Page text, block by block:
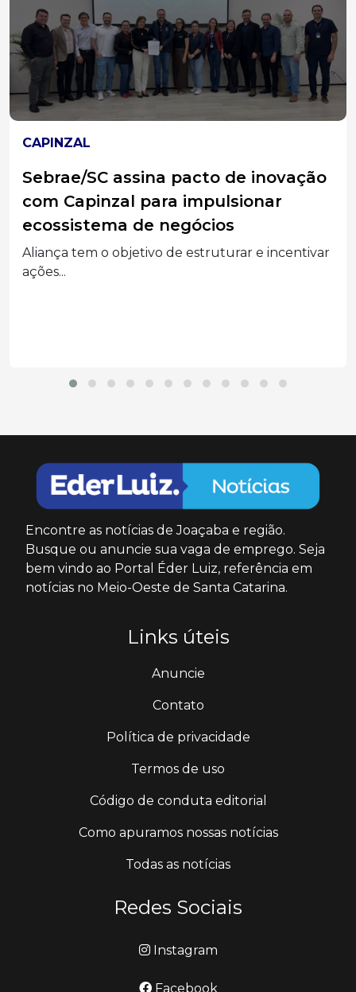
CAPINZAL
Noite após noite, a fé se renova:
novena prepara a 27ª Romaria de
Frei Crispim
Comunidade vive semanas de oração que
antecedem a XXVII...
Encontre as notícias de Joaçaba e região.
Busque ou anuncie sua vaga de emprego. Seja
bem vindo ao Portal Éder Luiz, referência em
notícias no Meio-Oeste de Santa Catarina.
Links úteis
Anuncie
Contato
Política de privacidade
Termos de uso
Código de conduta editorial
Como apuramos nossas notícias
Todas as notícias
Redes Sociais
Instagram
Facebook